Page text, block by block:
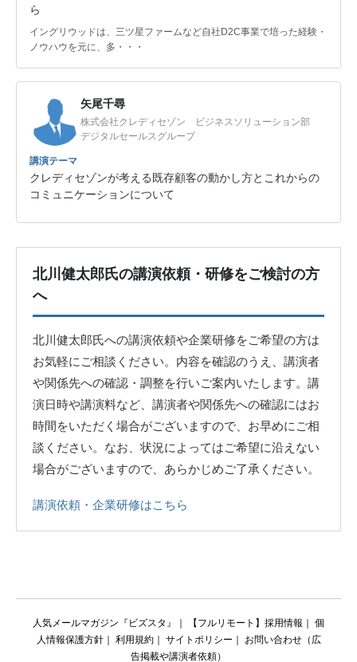
ら
イングリウッドは、三ツ星ファームなど自社D2C事業で培った経験・
ノウハウを元に、多・・・
矢尾千尋
株式会社クレディセゾン ビジネスソリューション部
デジタルセールスグループ
講演テーマ
クレディセゾンが考える既存顧客の動かし方とこれからの
コミュニケーションについて
北川健太郎氏の講演依頼・研修をご検討の方
へ
北川健太郎氏への講演依頼や企業研修をご希望の方は
お気軽にご相談ください。内容を確認のうえ、講演者
や関係先への確認・調整を行いご案内いたします。講
演日時や講演料など、講演者や関係先への確認にはお
時間をいただく場合がございますので、お早めにご相
談ください。なお、状況によってはご希望に沿えない
場合がございますので、あらかじめご了承ください。
講演依頼・企業研修はこちら
人気メールマガジン『ビズスタ』 ｜ 【フルリモート】採用情報 ｜ 個
人情報保護方針｜ 利用規約｜ サイトポリシー ｜
お問い合わせ（広
告掲載や講演者依頼）